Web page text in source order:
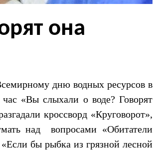
она
дню водных ресурсов в
«Вы слыхали о воде? Говорят
кроссворд «Круговорот»,
над вопросами «Обитатели
бы рыбка из грязной лесной